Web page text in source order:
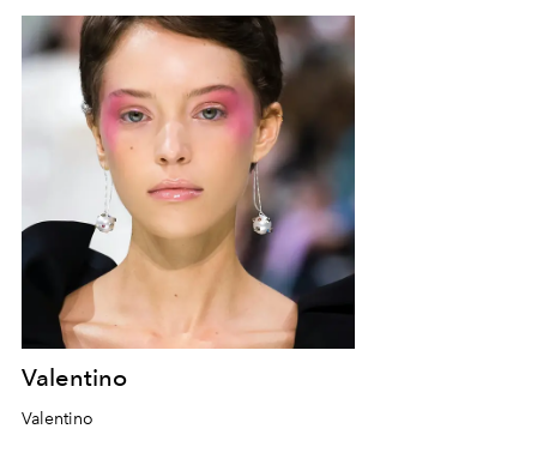
Valentino
Valentino